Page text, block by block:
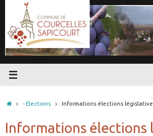
contenu
Accueil
- Elections Informations élections
Informations élections